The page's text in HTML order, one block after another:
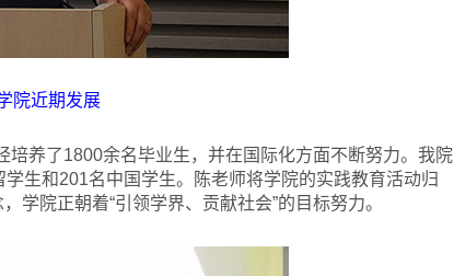
院近期发展
养了1800余名毕业生，并在国际化方面不断努力。我院
生和201名中国学生。陈老师将学院的实践教育活动归
学院正朝着“引领学界、贡献社会”的目标努力。